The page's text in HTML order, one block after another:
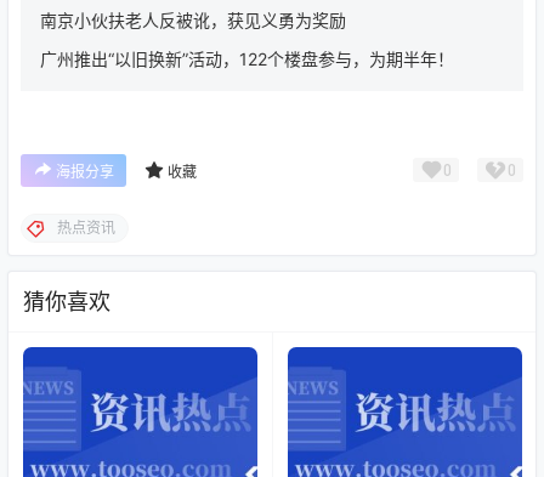
南京小伙扶老人反被讹，获见义勇为奖励
广州推出“以旧换新”活动，122个楼盘参与，为期半年！
海报分享 收藏 0 0
热点资讯
猜你喜欢